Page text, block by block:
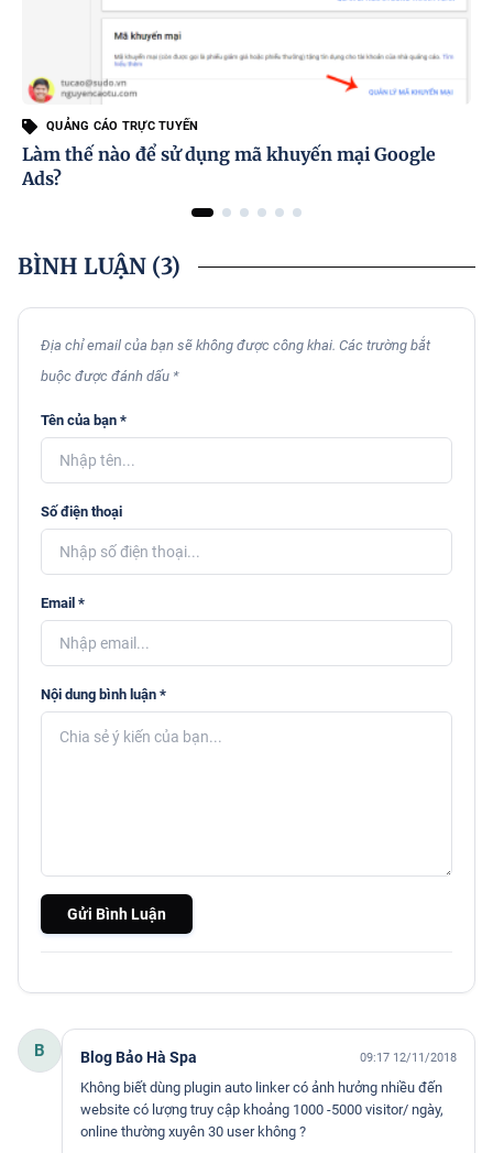
QUẢNG CÁO TRỰC TUYẾN
Làm thế nào để sử dụng mã khuyến mại Google
Ads?
BÌNH LUẬN (3)
Địa chỉ email của bạn sẽ không được công khai. Các trường bắt
buộc được đánh dấu *
Tên của bạn *
Số điện thoại
Email *
Nội dung bình luận *
Gửi Bình Luận
B Blog Bảo Hà Spa 09:17 12/11/2018
Không biết dùng plugin auto linker có ảnh hưởng nhiều đến
website có lượng truy cập khoảng 1000 -5000 visitor/ ngày,
online thường xuyên 30 user không ?